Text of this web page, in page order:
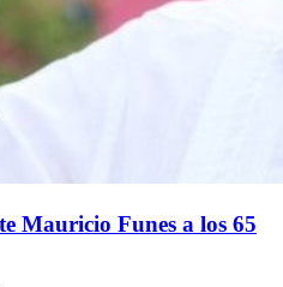
Mauricio Funes a los 65